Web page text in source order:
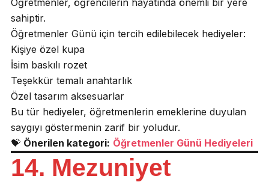
sahiptir.
Öğretmenler Günü için tercih edilebilecek hediyeler:
Kişiye özel kupa
İsim baskılı rozet
Teşekkür temalı anahtarlık
Özel tasarım aksesuarlar
Bu tür hediyeler, öğretmenlerin emeklerine duyulan
saygıyı göstermenin zarif bir yoludur.
💝 Önerilen kategori: Öğretmenler Günü Hediyeleri
14. Mezuniyet